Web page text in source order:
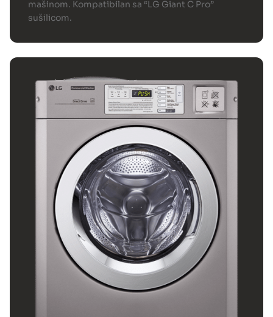
mašinom. Kompatibilan sa “LG Giant C Pro”
sušilicom.